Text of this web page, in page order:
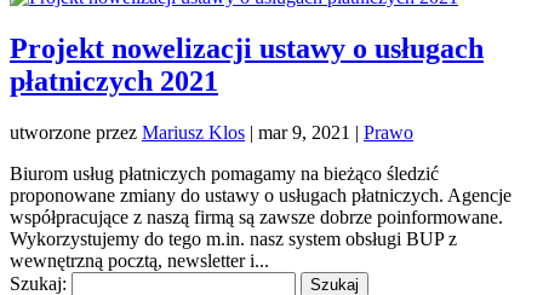
Projekt nowelizacji ustawy o usługach
płatniczych 2021
utworzone przez Mariusz Klos | mar 9, 2021 | Prawo
Biurom usług płatniczych pomagamy na bieżąco śledzić
proponowane zmiany do ustawy o usługach płatniczych. Agencje
współpracujące z naszą firmą są zawsze dobrze poinformowane.
Wykorzystujemy do tego m.in. nasz system obsługi BUP z
wewnętrzną pocztą, newsletter i...
Szukaj: